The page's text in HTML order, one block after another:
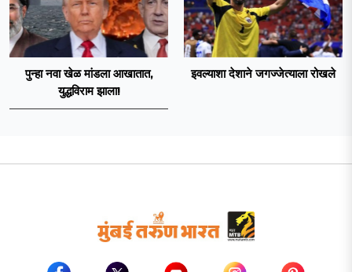
पुन्हा नवा खेळ मांडला आखातात,
युद्धविराम झाला!
इवल्याशा देशाने जगज्जेत्याला रोखले